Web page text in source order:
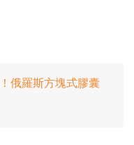
俄羅斯方塊式膠囊